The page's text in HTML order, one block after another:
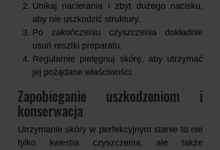
Unikaj nacierania i zbyt dużego nacisku,
aby nie uszkodzić struktury.
Po zakończeniu czyszczenia dokładnie
usuń resztki preparatu.
Regularnie pielęgnuj skórę, aby utrzymać
jej pożądane właściwości.
Zapobieganie uszkodzeniom i
konserwacja
Utrzymanie skóry w perfekcyjnym stanie to nie
tylko kwestia czyszczenia, ale także